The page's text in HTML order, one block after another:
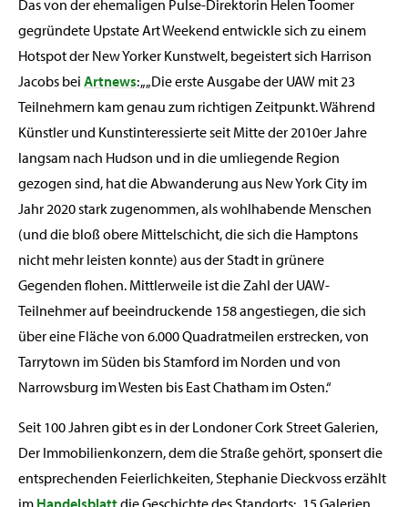
Das von der ehemaligen Pulse-Direktorin Helen Toomer
gegründete Upstate Art Weekend entwickle sich zu einem
Hotspot der New Yorker Kunstwelt, begeistert sich Harrison
Jacobs bei Artnews: „„Die erste Ausgabe der UAW mit 23
Teilnehmern kam genau zum richtigen Zeitpunkt. Während
Künstler und Kunstinteressierte seit Mitte der 2010er Jahre
langsam nach Hudson und in die umliegende Region
gezogen sind, hat die Abwanderung aus New York City im
Jahr 2020 stark zugenommen, als wohlhabende Menschen
(und die bloß obere Mittelschicht, die sich die Hamptons
nicht mehr leisten konnte) aus der Stadt in grünere
Gegenden flohen. Mittlerweile ist die Zahl der UAW-
Teilnehmer auf beeindruckende 158 angestiegen, die sich
über eine Fläche von 6.000 Quadratmeilen erstrecken, von
Tarrytown im Süden bis Stamford im Norden und von
Narrowsburg im Westen bis East Chatham im Osten.“
Seit 100 Jahren gibt es in der Londoner Cork Street Galerien,
Der Immobilienkonzern, dem die Straße gehört, sponsert die
entsprechenden Feierlichkeiten, Stephanie Dieckvoss erzählt